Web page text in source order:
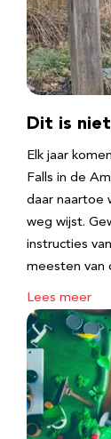
Dit is
Elk jaar
Falls in de
daar naartoe
weg wijst.
instructies
meesten van
Lees meer